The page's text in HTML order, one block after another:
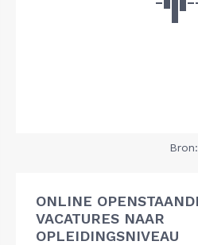
ONLINE
VACATURES NAAR
OPLEIDINGSNIVEAU